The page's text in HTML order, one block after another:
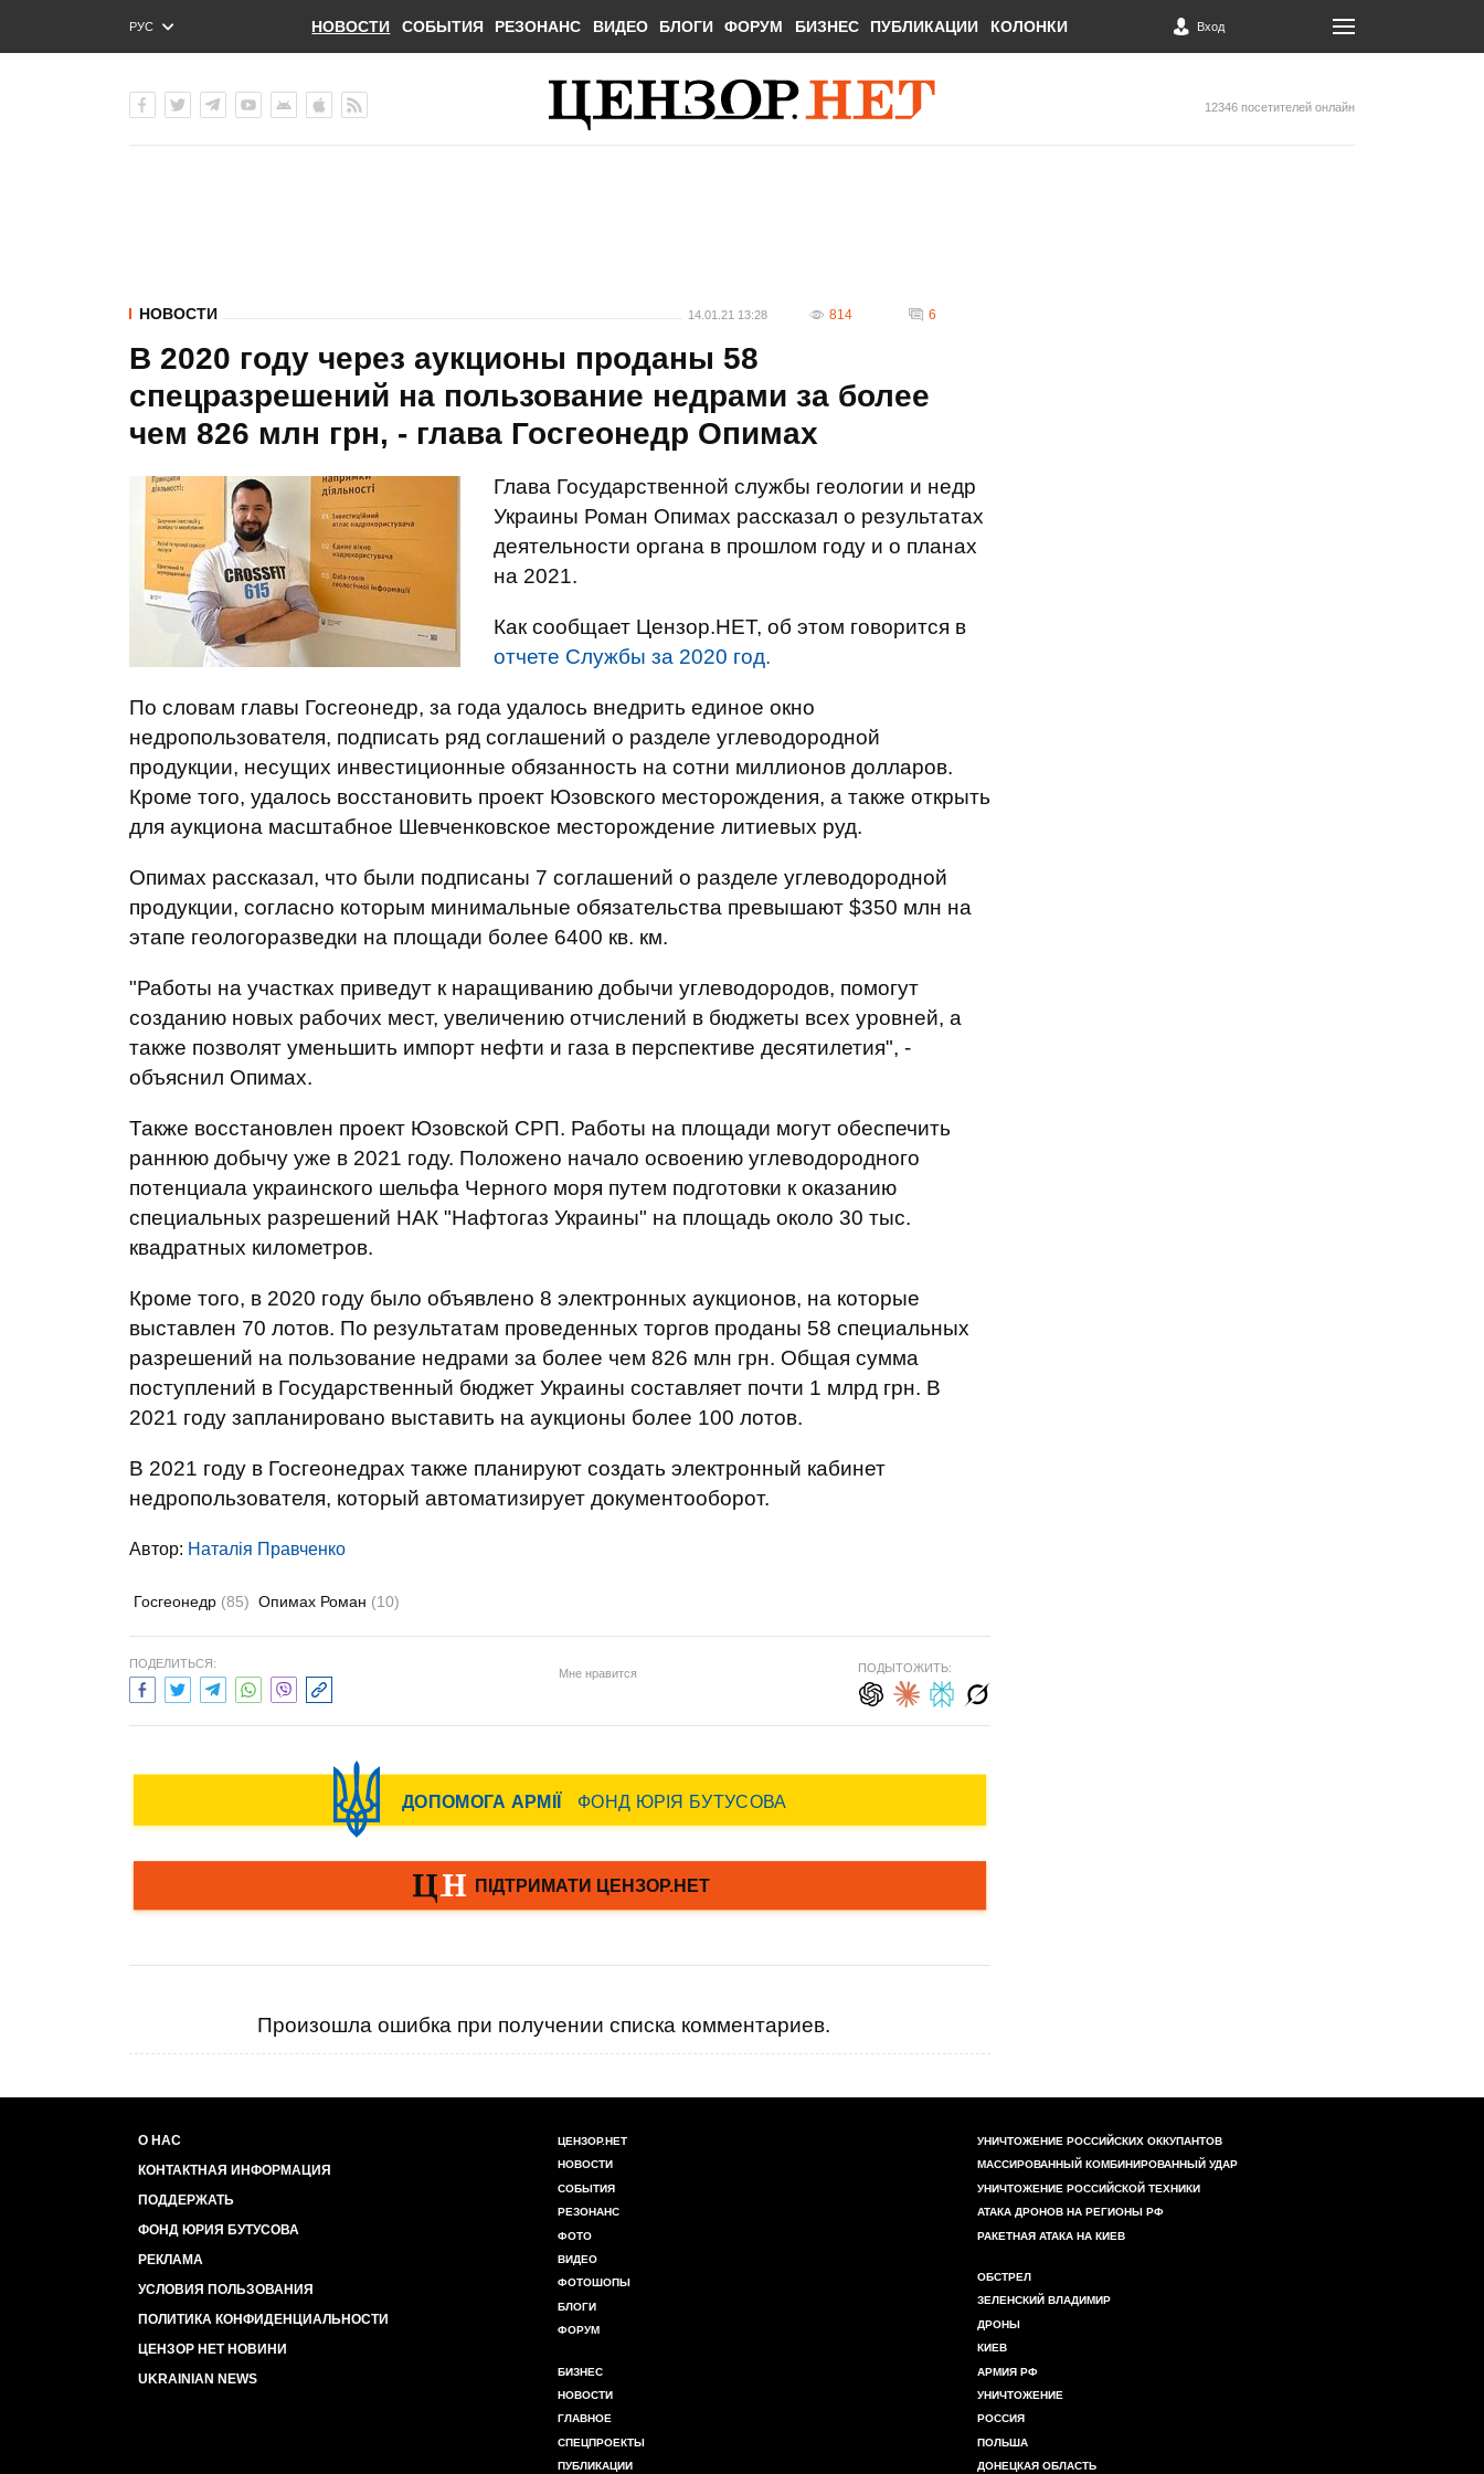
РУС
ENG
НОВОСТИ СОБЫТИЯ РЕЗОНАНС ВИДЕО БЛОГИ ФОРУМ БИЗНЕС ПУБЛИКАЦИИ КОЛОНКИ Вход
12346 посетителей онлайн
НОВОСТИ 14.01.21 13:28 814 6
В 2020 году через аукционы проданы 58
спецразрешений на пользование недрами за более
чем 826 млн грн, - глава Госгеонедр Опимах
Глава Государственной службы геологии и недр
Украины Роман Опимах рассказал о результатах
деятельности органа в прошлом году и о планах
на 2021.
Как сообщает Цензор.НЕТ, об этом говорится в
отчете Службы за 2020 год.
По словам главы Госгеонедр, за года удалось внедрить единое окно
недропользователя, подписать ряд соглашений о разделе углеводородной
продукции, несущих инвестиционные обязанность на сотни миллионов долларов.
Кроме того, удалось восстановить проект Юзовского месторождения, а также открыть
для аукциона масштабное Шевченковское месторождение литиевых руд.
Опимах рассказал, что были подписаны 7 соглашений о разделе углеводородной
продукции, согласно которым минимальные обязательства превышают $350 млн на
этапе геологоразведки на площади более 6400 кв. км.
"Работы на участках приведут к наращиванию добычи углеводородов, помогут
созданию новых рабочих мест, увеличению отчислений в бюджеты всех уровней, а
также позволят уменьшить импорт нефти и газа в перспективе десятилетия", -
объяснил Опимах.
Также восстановлен проект Юзовской СРП. Работы на площади могут обеспечить
раннюю добычу уже в 2021 году. Положено начало освоению углеводородного
потенциала украинского шельфа Черного моря путем подготовки к оказанию
специальных разрешений НАК "Нафтогаз Украины" на площадь около 30 тыс.
квадратных километров.
Кроме того, в 2020 году было объявлено 8 электронных аукционов, на которые
выставлен 70 лотов. По результатам проведенных торгов проданы 58 специальных
разрешений на пользование недрами за более чем 826 млн грн. Общая сумма
поступлений в Государственный бюджет Украины составляет почти 1 млрд грн. В
2021 году запланировано выставить на аукционы более 100 лотов.
В 2021 году в Госгеонедрах также планируют создать электронный кабинет
недропользователя, который автоматизирует документооборот.
Автор: Наталія Правченко
Госгеонедр (85) Опимах Роман (10)
ПОДЕЛИТЬСЯ:
Мне нравится ПОДЫТОЖИТЬ:
Произошла ошибка при получении списка комментариев.
О НАС
КОНТАКТНАЯ ИНФОРМАЦИЯ
ПОДДЕРЖАТЬ
ФОНД ЮРИЯ БУТУСОВА
РЕКЛАМА
УСЛОВИЯ ПОЛЬЗОВАНИЯ
ПОЛИТИКА КОНФИДЕНЦИАЛЬНОСТИ
ЦЕНЗОР НЕТ НОВИНИ
UKRAINIAN NEWS
ЦЕНЗОР.НЕТ
НОВОСТИ
СОБЫТИЯ
РЕЗОНАНС
ФОТО
ВИДЕО
ФОТОШОПЫ
БЛОГИ
ФОРУМ
БИЗНЕС
НОВОСТИ
ГЛАВНОЕ
СПЕЦПРОЕКТЫ
ПУБЛИКАЦИИ
УНИЧТОЖЕНИЕ РОССИЙСКИХ ОККУПАНТОВ
МАССИРОВАННЫЙ КОМБИНИРОВАННЫЙ УДАР
УНИЧТОЖЕНИЕ РОССИЙСКОЙ ТЕХНИКИ
АТАКА ДРОНОВ НА РЕГИОНЫ РФ
РАКЕТНАЯ АТАКА НА КИЕВ
ОБСТРЕЛ
ЗЕЛЕНСКИЙ ВЛАДИМИР
ДРОНЫ
КИЕВ
АРМИЯ РФ
УНИЧТОЖЕНИЕ
РОССИЯ
ПОЛЬША
ДОНЕЦКАЯ ОБЛАСТЬ